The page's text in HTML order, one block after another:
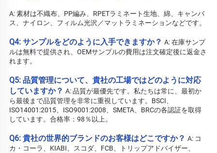
A: 素材は不織布、PP編み、RPETラミネート生地、綿、キャンバ
ス、ナイロン、フィルム光沢／マットラミネーションなどです。
Q4: サンプルをどのように入手できますか？ A: 在庫サンプ
ルは無料で提供され、OEMサンプルの費用は注文確定後に返金さ
れます。
Q5: 品質管理について、貴社の工場ではどのように対応
していますか？ A: 品質が最優先です。私たちは常に、最初か
ら最後まで品質管理を非常に重視しています。BSCI、
ISO14001:2015、ISO9001:2008、SMETA、BRCの各認証を取得
しています。合格率：98％以上。
Q6: 貴社の世界的ブランドのお客様はどこですか？ A: コ
カ・コーラ、KIABI、スコダ、FCB、トリップアドバイザー、